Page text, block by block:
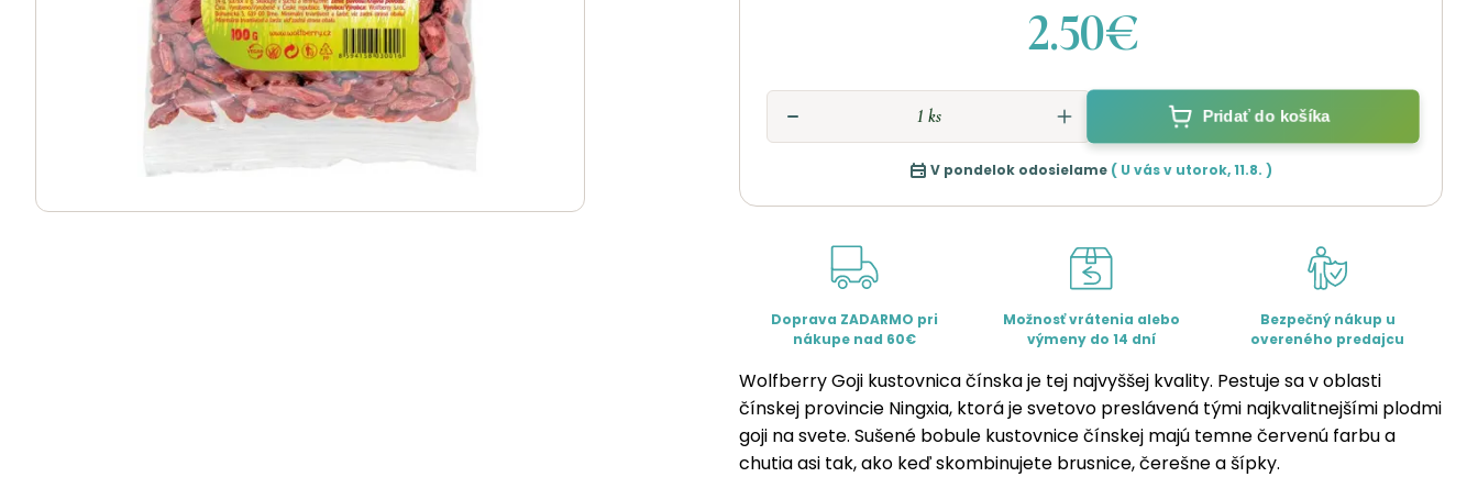
2.50€
Pridať do košíka
V pondelok odosielame ( U vás v utorok,11.8. )
Doprava ZADARMO pri
nákupe nad 60€
Možnosť vrátenia alebo
výmeny do 14 dní
Bezpečný nákup u
overeného predajcu
Wolfberry Goji kustovnica čínska je tej najvyššej kvality. Pestuje sa v oblasti
čínskej provincie Ningxia, ktorá je svetovo preslávená tými najkvalitnejšími plodmi
goji na svete. Sušené bobule kustovnice čínskej majú temne červenú farbu a
chutia asi tak, ako keď skombinujete brusnice, čerešne a šípky.